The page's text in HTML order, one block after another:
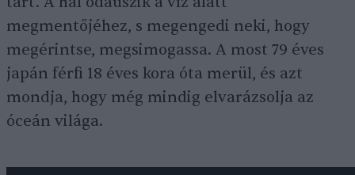
megmentőjéhez, s megengedi neki, hogy
megérintse, megsimogassa. A most 79 éves
japán férfi 18 éves kora óta merül, és azt
mondja, hogy még mindig elvarázsolja az
óceán világa.